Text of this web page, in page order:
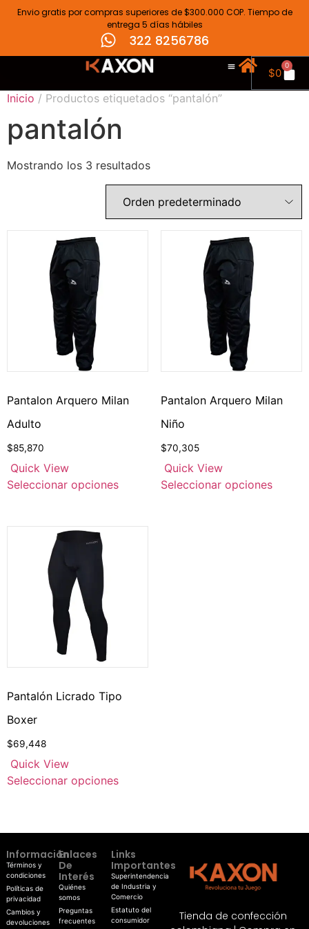
Envio gratis por compras superiores de $300.000 COP. Tiempo de
entrega 5 días hábiles
322 8256786
$0
0
Inicio / Productos etiquetados “pantalón”
pantalón
Mostrando los 3 resultados
Pantalon Arquero Milan
Adulto
$85,870
Quick View
Seleccionar opciones
Pantalon Arquero Milan
Niño
$70,305
Quick View
Seleccionar opciones
Pantalón Licrado Tipo
Boxer
$69,448
Quick View
Seleccionar opciones
Tienda de confección
Información
Términos y
condiciones
Políticas de
privacidad
Cambios y
devoluciones
Enlaces
De
Interés
Quiénes
somos
Preguntas
frecuentes
Links
Importantes
Superintendencia
de Industria y
Comercio
Estatuto del
consumidor